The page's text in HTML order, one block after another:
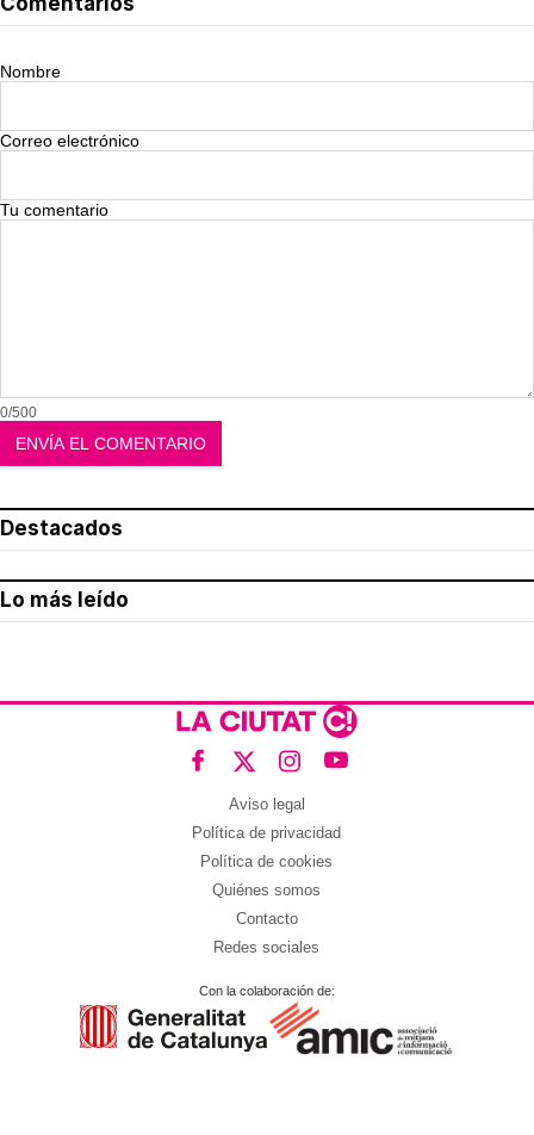
Nombre
Correo electrónico
Tu comentario
0/500
Destacados
Lo más leído
Aviso legal
Política de privacidad
Política de cookies
Quiénes somos
Contacto
Redes sociales
Con la colaboración de: